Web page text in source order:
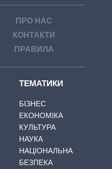
ПРО НАС
КОНТАКТИ
ПРАВИЛА
ТЕМАТИКИ
БІЗНЕС
ЕКОНОМІКА
КУЛЬТУРА
НАУКА
НАЦІОНАЛЬНА
БЕЗПЕКА